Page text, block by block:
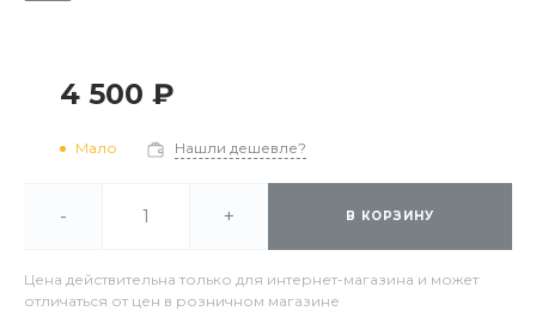
4 500 ₽
Мало Нашли дешевле?
- + В КОРЗИНУ
Цена действительна только для интернет-магазина и может
отличаться от цен в розничном магазине